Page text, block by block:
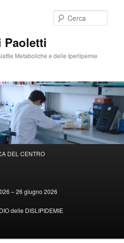
Paoletti
Metaboliche e delle Iperlipemie
DEL CENTRO
– 26 giugno 2026
delle DISLIPIDEMIE